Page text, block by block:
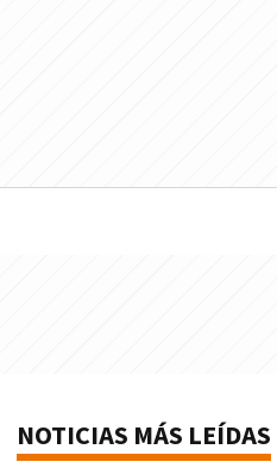
NOTICIAS MÁS LEÍDAS